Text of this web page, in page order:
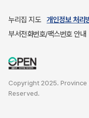
귀농귀촌종합지원
부동산중개보수
누리집 지도 개인정보 처리
부서전화번호/팩스번호 안내
Copyright 2025.
Reserved.